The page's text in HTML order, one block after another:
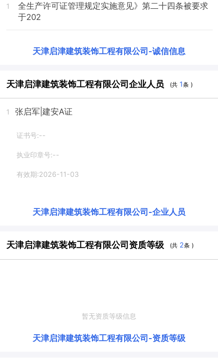
1
全生产许可证管理规定实施意见》第二十四条被要求
于202
天津启津建筑装饰工程有限公司 -诚信信息
天津启津建筑装饰工程有限公司企业人员 (共 1条 )
1 张启军 |建安A证
证书号:--
执业印章号:--
有效期:2026-11-03
天津启津建筑装饰工程有限公司 -企业人员
天津启津建筑装饰工程有限公司资质等级 (共 2条 )
暂无资质等级信息
天津启津建筑装饰工程有限公司 -资质等级